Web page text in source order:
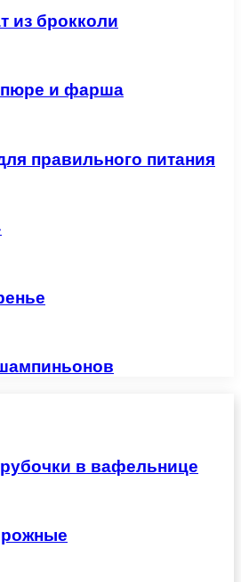
из брокколи
пюре и фарша
правильного питания
в вафельнице